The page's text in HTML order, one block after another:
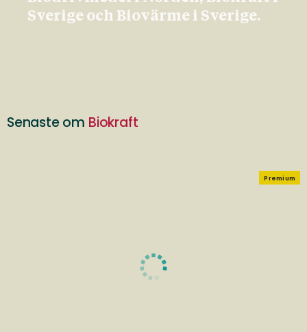
Sverige och Biovärme i Sverige.
Senaste om Biokraft
Premium